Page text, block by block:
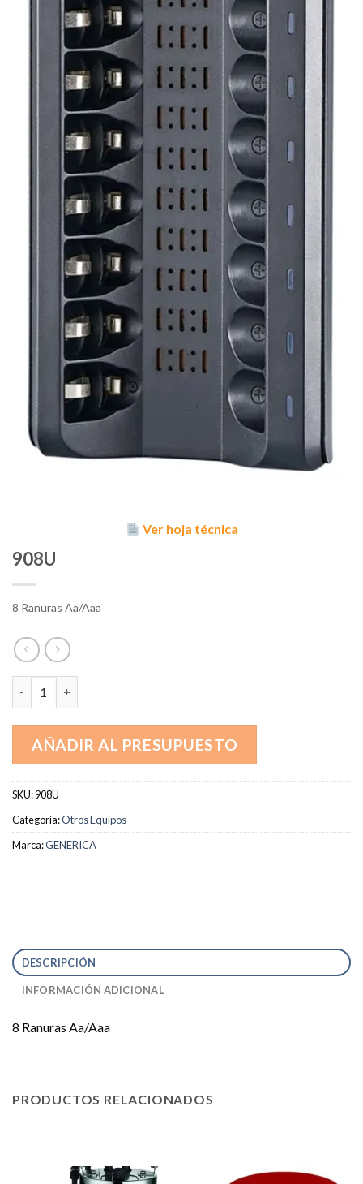
Ver hoja técnica
908U
8 Ranuras Aa/Aaa
AÑADIR AL PRESUPUESTO
SKU:908U
Categoría:Otros Equipos
Marca:GENERICA
DESCRIPCIÓN
INFORMACIÓN ADICIONAL
8 Ranuras Aa/Aaa
PRODUCTOS RELACIONADOS